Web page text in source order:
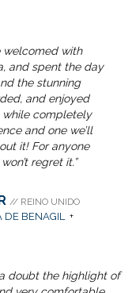
welcomed with
and spent the day
the stunning
and enjoyed
while completely
and one we’ll
it! For anyone
regret it.”
// REINO UNIDO
DE BENAGIL +
doubt the highlight of